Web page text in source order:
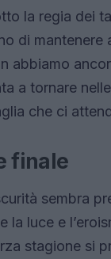
la regia dei
di mantenere
abbiamo
a tornare
che ci
finale
sembra
la luce e
stagione si